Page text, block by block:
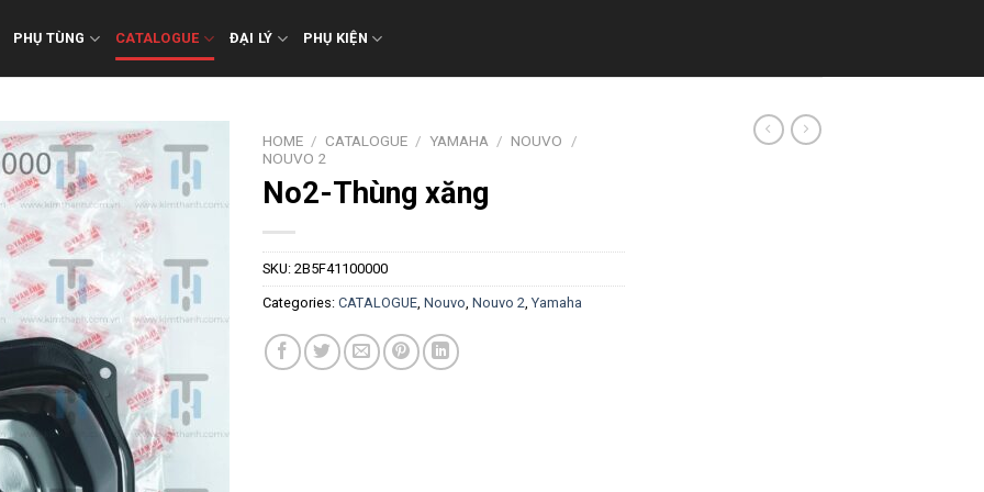
PHỤ TÙNG CATALOGUE ĐẠI LÝ PHỤ KIỆN
HOME / CATALOGUE / YAMAHA / NOUVO
/
NOUVO 2
No2-Thùng xăng
SKU: 2B5F41100000
Categories: CATALOGUE Nouvo Nouvo 2 Yamaha